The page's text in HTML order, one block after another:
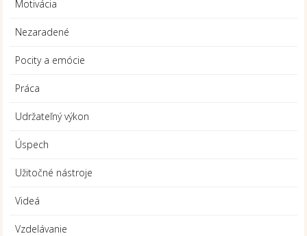
Motivácia
Nezaradené
Pocity a emócie
Práca
Udržateľný výkon
Úspech
Užitočné nástroje
Videá
Vzdelávanie